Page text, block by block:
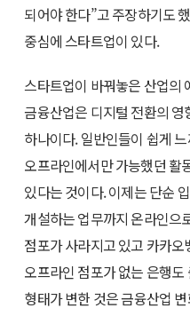
되어야 한다”고 주장하기도
중심에 스타트업이 있다.
스타트업이 바꿔놓은 산업의
금융산업은 디지털 전환의
하나이다. 일반인들이 쉽게
오프라인에서만 가능했던 활
있다는 것이다. 이제는 단순
개설하는 업무까지 온라인으
점포가 사라지고 있고 카카
오프라인 점포가 없는 은행
형태가 변한 것은 금융산업